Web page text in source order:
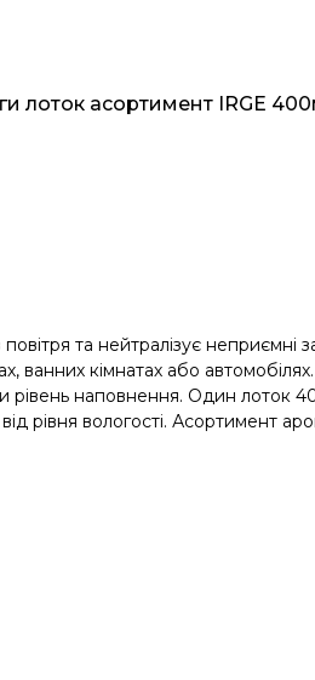
лоток асортимент IRGE
та нейтралізує неприємні
ванних кімнатах або
рівень наповнення. Один лоток
рівня вологості. Асортимент